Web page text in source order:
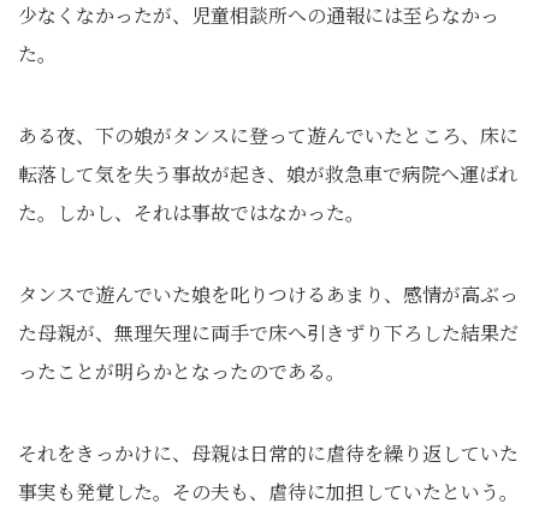
少なくなかったが、児童相談所への通報には至らなかっ
た。
ある夜、下の娘がタンスに登って遊んでいたところ、床に
転落して気を失う事故が起き、娘が救急車で病院へ運ばれ
た。しかし、それは事故ではなかった。
タンスで遊んでいた娘を叱りつけるあまり、感情が高ぶっ
た母親が、無理矢理に両手で床へ引きずり下ろした結果だ
ったことが明らかとなったのである。
それをきっかけに、母親は日常的に虐待を繰り返していた
事実も発覚した。その夫も、虐待に加担していたという。